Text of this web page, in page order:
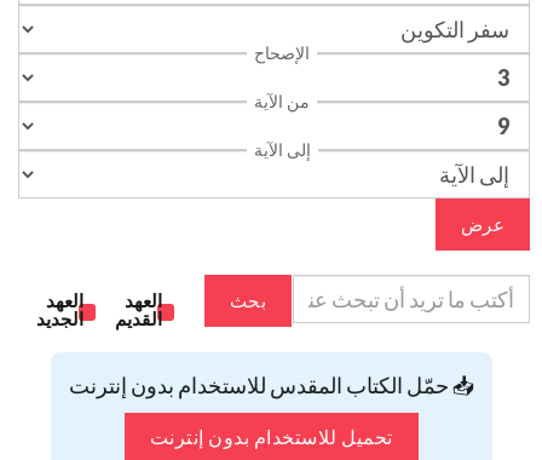
الإصحاح
من الآية
إلى الآية
عرض
بحث
العهد
القديم
العهد
الجديد
📥 حمّل الكتاب المقدس للاستخدام بدون إنترنت
تحميل للاستخدام بدون إنترنت